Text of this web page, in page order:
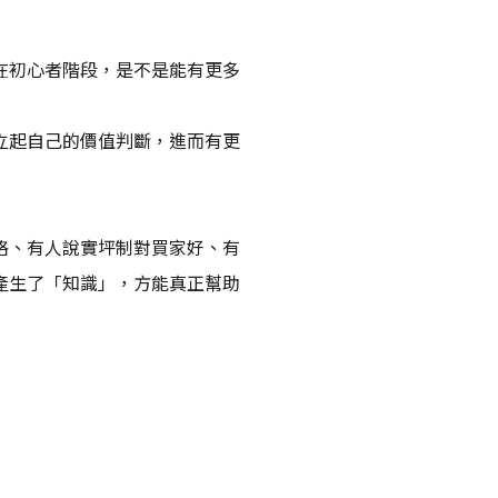
心者階段，是不是能有更多
自己的價值判斷，進而有更
有人說實坪制對買家好、有
了「知識」，方能真正幫助